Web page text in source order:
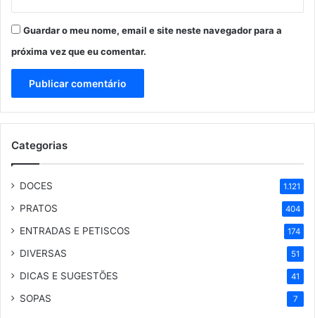
Guardar o meu nome, email e site neste navegador para a
próxima vez que eu comentar.
Categorias
DOCES 1.121
PRATOS 404
ENTRADAS E PETISCOS 174
DIVERSAS 51
DICAS E SUGESTÕES 41
SOPAS 7